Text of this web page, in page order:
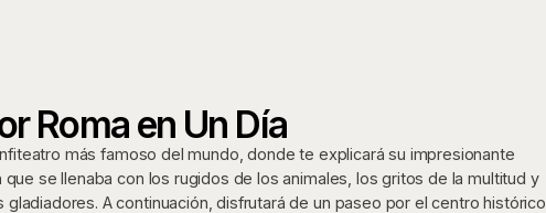
Roma en Un Día
más famoso del mundo, donde te explicará su impresionante
se llenaba con los rugidos de los animales, los gritos de la multitud y
A continuación, disfrutará de un paseo por el centro histórico